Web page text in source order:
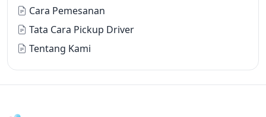
Cara Pemesanan
Tata Cara Pickup Driver
Tentang Kami